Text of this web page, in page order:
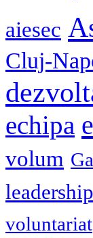
aiesec
Cluj-
echipa
volum
leadership
voluntariat